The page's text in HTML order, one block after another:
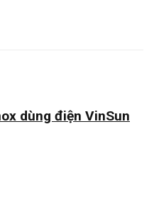
dùng điện VinSun